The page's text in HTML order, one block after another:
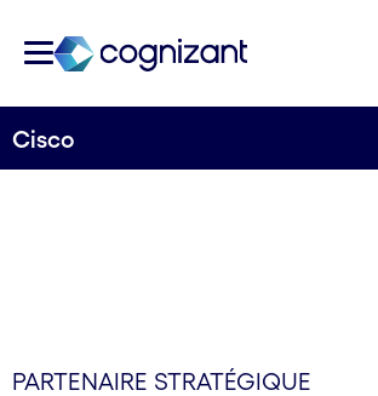
Cisco
PARTENAIRE STRATÉGIQUE